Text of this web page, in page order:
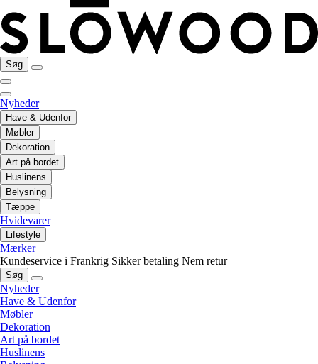
Søg
Nyheder
Have & Udenfor
Møbler
Dekoration
Art på bordet
Huslinens
Belysning
Tæppe
Hvidevarer
Lifestyle
Mærker
Kundeservice i Frankrig Sikker betaling Nem retur
Søg
Nyheder
Have & Udenfor
Møbler
Dekoration
Art på bordet
Huslinens